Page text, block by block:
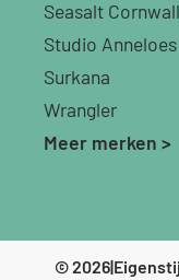
Seasalt Cornwall
Studio Anneloes
Surkana
Wrangler
Meer merken >
© 2026|